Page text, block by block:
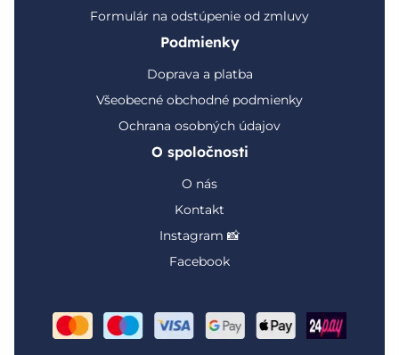
Formulár na odstúpenie od zmluvy
Podmienky
Doprava a platba
Všeobecné obchodné podmienky
Ochrana osobných údajov
O spoločnosti
O nás
Kontakt
Instagram 📸
Facebook